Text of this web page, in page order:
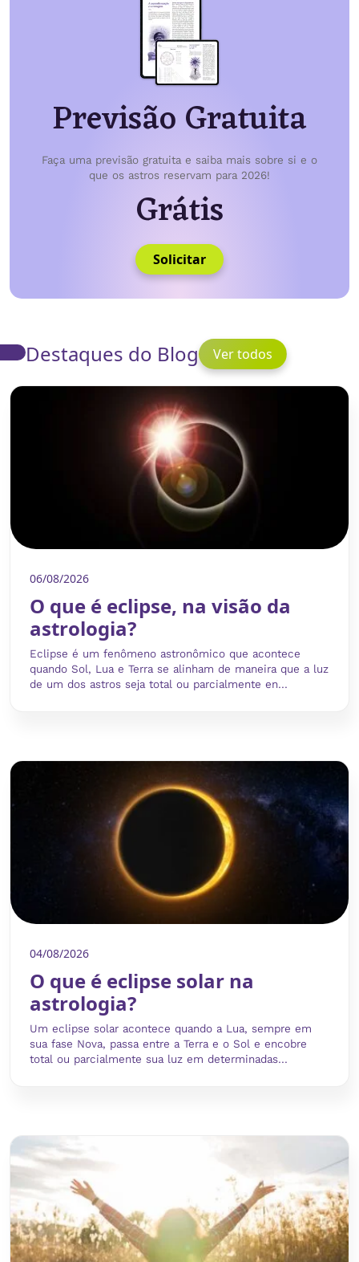
Previsão Gratuita
Faça uma previsão gratuita e saiba mais sobre si e o
que os astros reservam para 2026!
Grátis
Solicitar
Destaques do Blog Ver todos
06/08/2026
O que é eclipse, na visão da
astrologia?
Eclipse é um fenômeno astronômico que acontece
quando Sol, Lua e Terra se alinham de maneira que a luz
de um dos astros seja total ou parcialmente en...
04/08/2026
O que é eclipse solar na
astrologia?
Um eclipse solar acontece quando a Lua, sempre em
sua fase Nova, passa entre a Terra e o Sol e encobre
total ou parcialmente sua luz em determinadas...